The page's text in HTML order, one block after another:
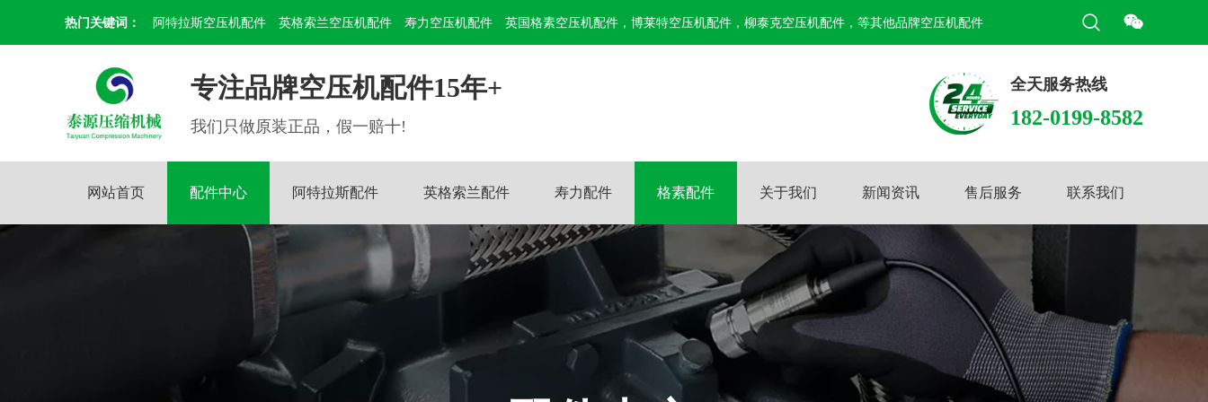
热门关键词： 阿特拉斯空压机配件 英格索兰空压机配件 寿力空压机配件 英国格素空压机配件，博莱特空压机配件，柳泰克空压机配件，等其他品牌空压机配件
专注品牌空压机配件15年+
我们只做原装正品，假一赔十!
全天服务热线
182-0199-8582
网站首页 配件中心 阿特拉斯配件 英格索兰配件 寿力配件 格素配件 关于我们 新闻资讯 售后服务 联系我们